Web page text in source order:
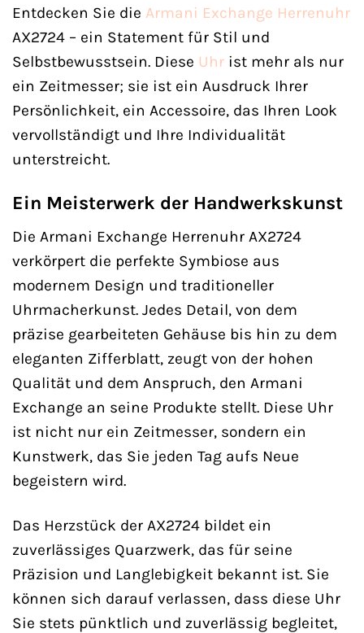
Entdecken Sie die Armani Exchange Herrenuhr
AX2724 – ein Statement für Stil und
Selbstbewusstsein. Diese Uhr ist mehr als nur
ein Zeitmesser; sie ist ein Ausdruck Ihrer
Persönlichkeit, ein Accessoire, das Ihren Look
vervollständigt und Ihre Individualität
unterstreicht.
Ein Meisterwerk der Handwerkskunst
Die Armani Exchange Herrenuhr AX2724
verkörpert die perfekte Symbiose aus
modernem Design und traditioneller
Uhrmacherkunst. Jedes Detail, von dem
präzise gearbeiteten Gehäuse bis hin zu dem
eleganten Zifferblatt, zeugt von der hohen
Qualität und dem Anspruch, den Armani
Exchange an seine Produkte stellt. Diese Uhr
ist nicht nur ein Zeitmesser, sondern ein
Kunstwerk, das Sie jeden Tag aufs Neue
begeistern wird.
Das Herzstück der AX2724 bildet ein
zuverlässiges Quarzwerk, das für seine
Präzision und Langlebigkeit bekannt ist. Sie
können sich darauf verlassen, dass diese Uhr
Sie stets pünktlich und zuverlässig begleitet,